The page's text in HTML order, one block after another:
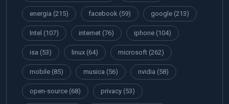
energia (215) facebook (59) google (213)
Intel (107) internet (76) iphone (104)
isa (53) linux (64) microsoft (262)
mobile (85) musica (56) nvidia (58)
open-source (68) privacy (53)